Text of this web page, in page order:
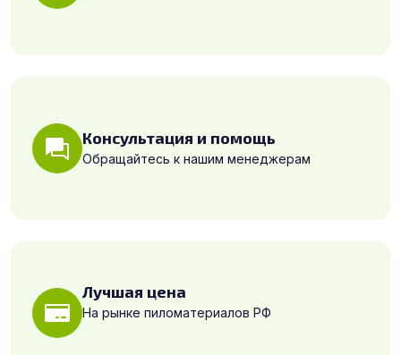
Консультация и помощь
Обращайтесь к нашим менеджерам
Лучшая цена
На рынке пиломатериалов РФ